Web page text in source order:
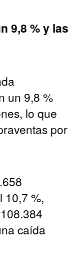
9,8 % y las
un 9,8 %
lo que
por
10,7 %,
caída